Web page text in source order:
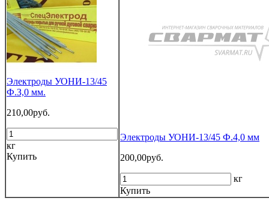
Электроды УОНИ-13/45
Ф.З,0 мм.
210,00руб.
кг
Купить
Электроды УОНИ-13/45 Ф.4,0 мм
200,00руб.
кг
Купить